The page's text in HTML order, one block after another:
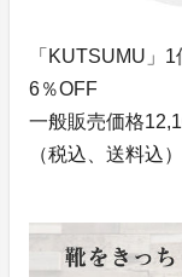
「KUTSUMU」
6％OFF
一般販売価格
（税込、送料込